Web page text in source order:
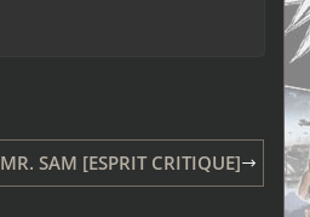
MR. SAM [ESPRIT CRITIQUE]